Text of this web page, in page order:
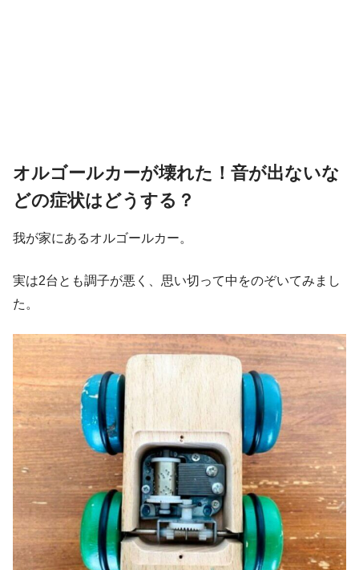
オルゴールカーが壊れた！音が出ないな
どの症状はどうする？
我が家にあるオルゴールカー。
実は2台とも調子が悪く、思い切って中をのぞいてみまし
た。